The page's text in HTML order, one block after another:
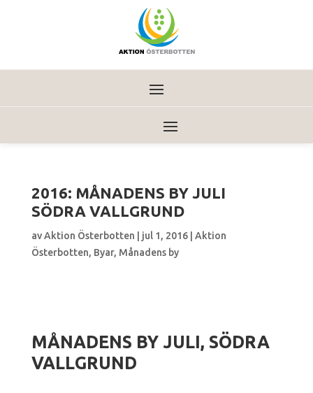
2016: MÅNADENS BY JULI
SÖDRA VALLGRUND
avAktion Österbotten jul 1, 2016| Aktion
Österbotten, Byar, Månadens by
MÅNADENS BY JULI, SÖDRA
VALLGRUND